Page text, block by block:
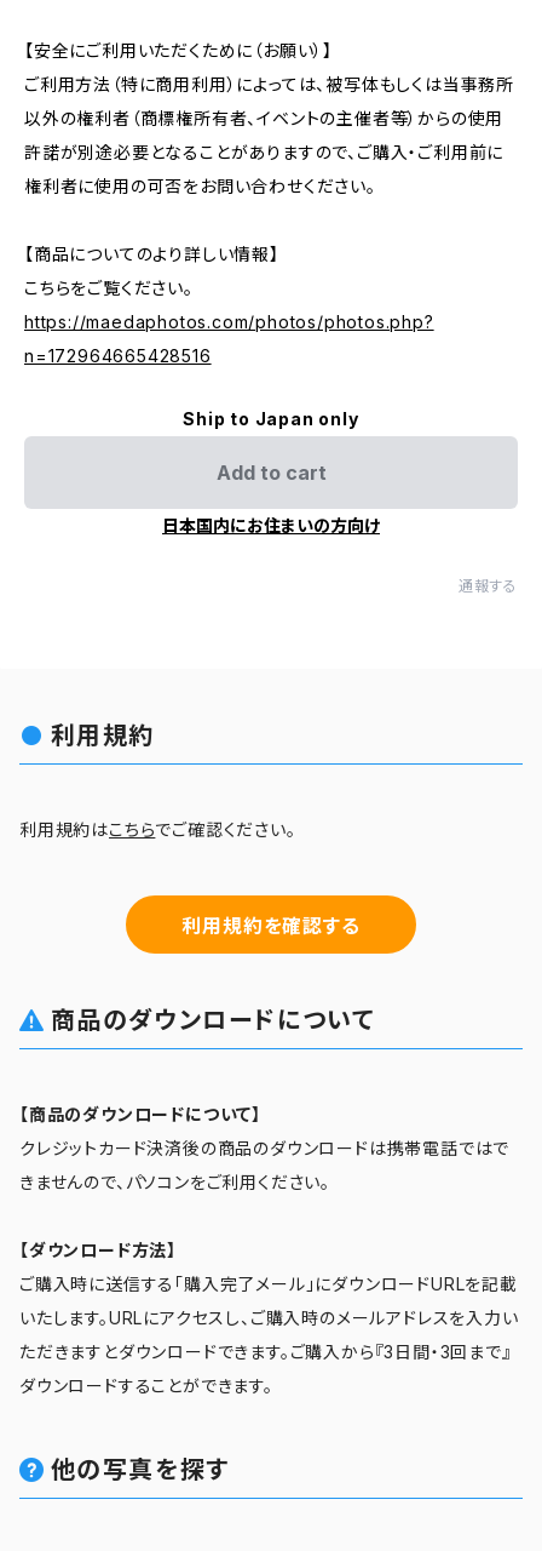
【安全にご利用いただくために（お願い）】
ご利用方法（特に商用利用）によっては、被写体もしくは当事務所
以外の権利者（商標権所有者、イベントの主催者等）からの使用
許諾が別途必要となることがありますので、ご購入・ご利用前に
権利者に使用の可否をお問い合わせください。
【商品についてのより詳しい情報】
こちらをご覧ください。
https://maedaphotos.com/photos/photos.php?
n=172964665428516
Ship to Japan only
Add to cart
日本国内にお住まいの方向け
通報する
利用規約
利用規約はこちらでご確認ください。
利用規約を確認する
商品のダウンロードについて
【商品のダウンロードについて】
クレジットカード決済後の商品のダウンロードは携帯電話ではで
きませんので、パソコンをご利用ください。
【ダウンロード方法】
ご購入時に送信する「購入完了メール」にダウンロードURLを記載
いたします。URLにアクセスし、ご購入時のメールアドレスを入力い
ただきますとダウンロードできます。ご購入から『3日間・3回まで』
ダウンロードすることができます。
他の写真を探す